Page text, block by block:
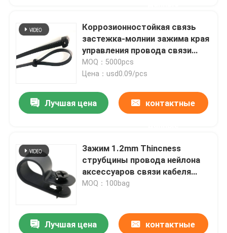
Коррозионностойкая связь
застежка-молнии зажима края
управления провода связи
кабеля нейлона
MOQ：5000pcs
Цена：usd0.09/pcs
Лучшая цена контактные
Зажим 1.2mm Thincness
струбцины провода нейлона
аксессуаров связи кабеля
дюйма 1/2 фиксированный
MOQ：100bag
Лучшая цена контактные